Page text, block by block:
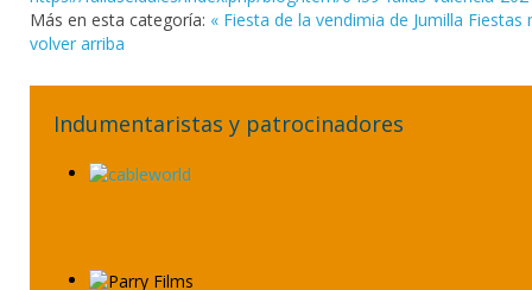
Más en esta categoría: « Fiesta de la vendimia de Jumilla Fiestas
volver arriba
Indumentaristas y patrocinadores